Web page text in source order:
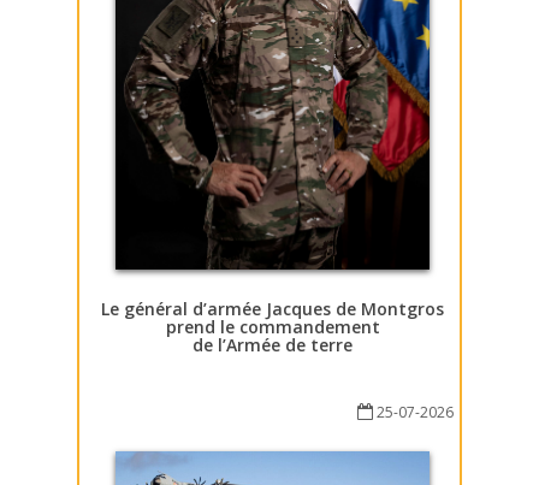
Le général d’armée Jacques de Montgros
prend le commandement
de l’Armée de terre
25-07-2026